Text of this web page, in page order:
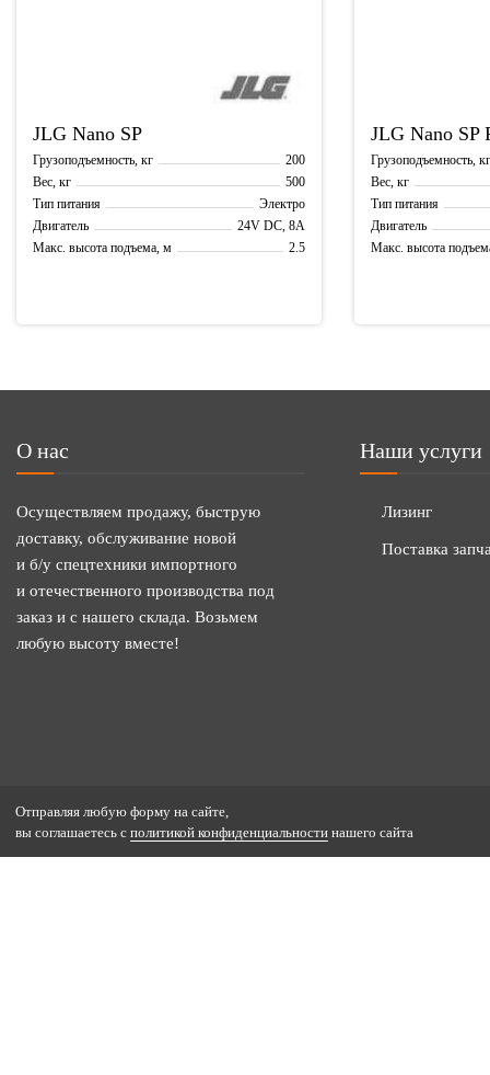
JLG Nano SP
Грузоподъемность, кг
200
Вес, кг
500
Тип питания
Электро
Двигатель
24V DC, 8A
Макс. высота подъема, м
2.5
JLG Nano SP
Грузоподъемность, кг
Вес, кг
Тип питания
Двигатель
Макс. высота
О нас
Осуществляем продажу, быструю
доставку, обслуживание новой
и б/у спецтехники импортного
и отечественного производства под
заказ и с нашего склада. Возьмем
любую высоту вместе!
Наши услуги
Лизинг
Поставка
Отправляя любую форму на сайте,
вы соглашаетесь с политикой конфиденциальности нашего сайта